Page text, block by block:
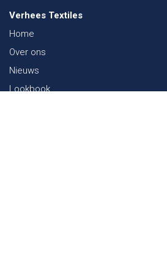
Verhees Textiles
Home
Over ons
Nieuws
Lookbook